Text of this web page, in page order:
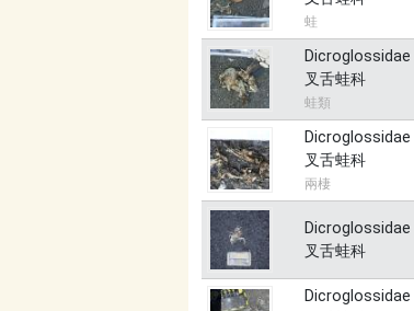
蛙
Dicroglossidae
叉舌蛙科
蛙類
Dicroglossidae
叉舌蛙科
兩棲
Dicroglossidae
叉舌蛙科
Dicroglossidae